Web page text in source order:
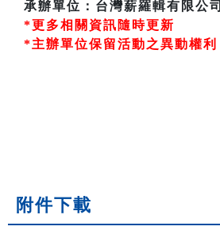
承辦單位：台灣薪羅輯有限公司
*更多相關資訊隨時更新
*主辦單位保留活動之異動權利
附件下載